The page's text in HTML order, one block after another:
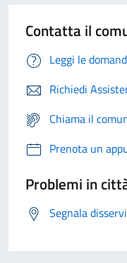
Contatta il
Leggi le
Richiedi
Chiama il
Prenota un
Problemi in
Segnala